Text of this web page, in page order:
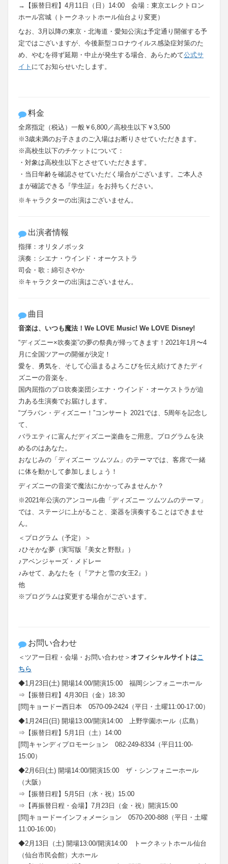
→【振替日程】4月11日（日）14:00 会場：東京エレクトロン
ホール宮城（トークネットホール仙台より変更）
なお、3月以降の東京・北海道・愛知公演は予定通り開催する予
定ではございますが、今後新型コロナウイルス感染症対策のた
め、やむを得ず延期・中止が発生する場合、あらためて公式サ
イト にてお知らせいたします。
料金
全席指定（税込）一般￥6,800／高校生以下￥3,500
※3歳未満のお子さまのご入場はお断りさせていただきます。
※高校生以下のチケットについて：
・対象は高校生以下とさせていただきます。
・当日年齢を確認させていただく場合がございます。ご本人さ
まが確認できる『学生証』をお持ちください。
※キャラクターの出演はございません。
出演者情報
指揮：オリタノボッタ
演奏：シエナ・ウインド・オーケストラ
司会・歌：綿引さやか
※キャラクターの出演はございません。
曲目
音楽は、いつも魔法！We LOVE Music! We LOVE Disney!
“ディズニー×吹奏楽”の夢の祭典が帰ってきます！2021年1月〜4
月に全国ツアーの開催が決定！
愛を、勇気を、そして心温まるよろこびを伝え続けてきたディ
ズニーの音楽を、
国内屈指のプロ吹奏楽団シエナ・ウインド・オーケストラが迫
力ある生演奏でお届けします。
“ブラバン・ディズニー！”コンサート 2021では、5周年を記念し
て、
バラエティに富んだディズニー楽曲をご用意。プログラムを決
めるのはあなた。
おなじみの「ディズニー ツムツム」のテーマでは、客席で一緒
に体を動かして参加しましょう！
ディズニーの音楽で魔法にかかってみませんか？
※2021年公演のアンコール曲「ディズニー ツムツムのテーマ」
では、ステージに上がること、楽器を演奏することはできませ
ん。
＜プログラム（予定）＞
♪ひそかな夢（実写版『美女と野獣』）
♪アベンジャーズ・メドレー
♪みせて、あなたを（『アナと雪の女王2』）
他
※プログラムは変更する場合がございます。
お問い合わせ
＜ツアー日程・会場・お問い合わせ＞ オフィシャルサイトはこ
ちら
◆1月23日(土) 開場14:00/開演15:00 福岡シンフォニーホール
⇒【振替日程】4月30日（金）18:30
[問]キョードー西日本 0570-09-2424（平日・土曜11:00-17:00）
◆1月24日(日) 開場13:00/開演14:00 上野学園ホール（広島）
⇒【振替日程】5月1日（土）14:00
[問]キャンディプロモーション 082-249-8334（平日11:00-
15:00）
◆2月6日(土) 開場14:00/開演15:00 ザ・シンフォニーホール
（大阪）
⇒【振替日程】5月5日（水・祝）15:00
⇒【再振替日程・会場】7月23日（金・祝）開演15:00
[問]キョードーインフォメーション 0570-200-888（平日・土曜
11:00-16:00）
◆2月13日（土) 開場13:00/開演14:00 トークネットホール仙台
（仙台市民会館）大ホール